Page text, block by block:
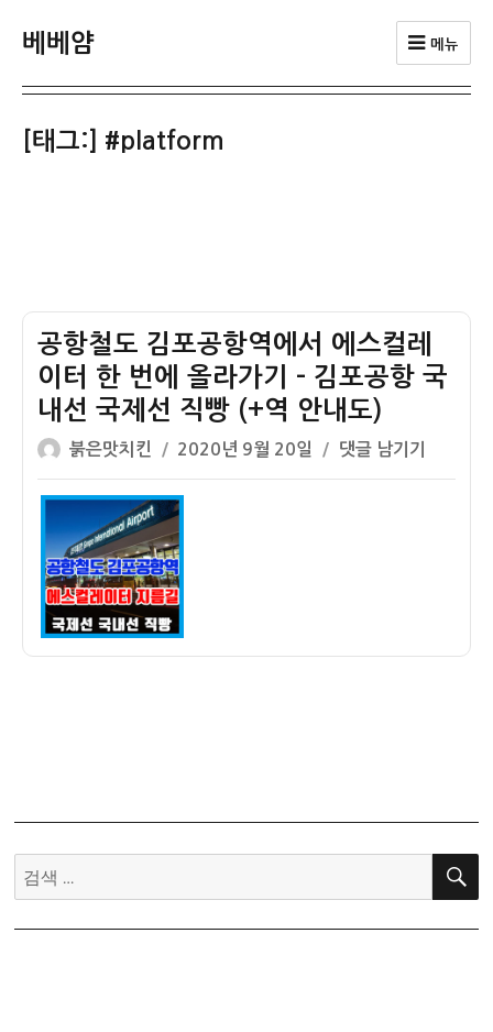
베베얌 메뉴
[태그:] #platform
공항철도 김포공항역에서 에스컬레
이터 한 번에 올라가기 – 김포공항 국
내선 국제선 직빵 (+역 안내도)
글
쓴
이
붉은맛치킨
작
성
일
자
2020년 9월 20일
공
항
댓글 남기기
검
색:
검